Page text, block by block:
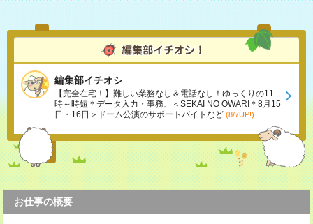
編集部イチオシ
【完全在宅！】難しい業務なし＆電話なし！ゆっくりの11
時～時短＊データ入力・事務、＜SEKAI NO OWARI＊8月15
日・16日＞ドーム公演のサポートバイトなど (8/7UP!)
お仕事の概要